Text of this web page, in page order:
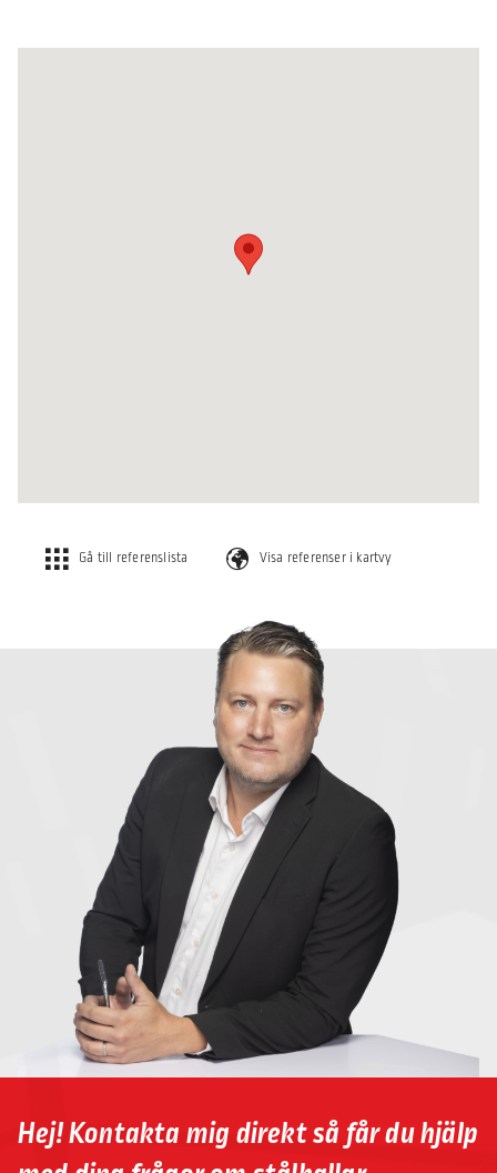
Gå till referenslista Visa referenser i kartvy
Hej! Kontakta mig direkt så får du hjälp